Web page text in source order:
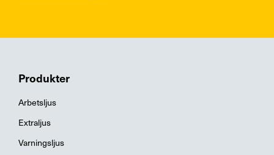
Produkter
Arbetsljus
Extraljus
Varningsljus